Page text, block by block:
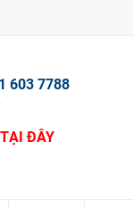
603 7788
ĐÂY